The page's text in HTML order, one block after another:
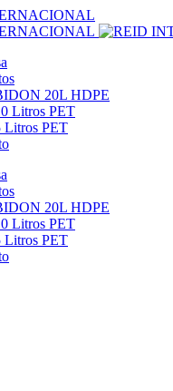
türk ifşa
20L HDPE
Litros PET
Litros PET
20L HDPE
Litros PET
Litros PET